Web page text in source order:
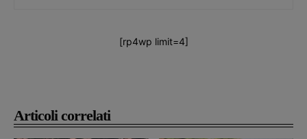
Articoli correlati
[rp4wp limit=4]